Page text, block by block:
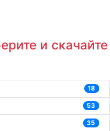
и скачайте
18
53
35